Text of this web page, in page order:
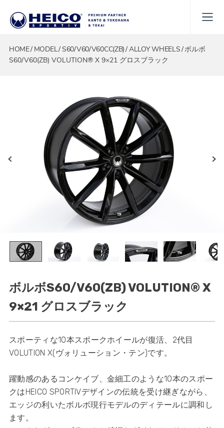
HOME MODEL S60/V60/V60CC(ZB) ALLOY WHEELS ボルボ
S60/V60(ZB) VOLUTION® X 9×21 グロスブラック
ボルボS60/V60(ZB) VOLUTION® X
9×21 グロスブラック
​スポーティな10本スポークホイールが復活、2代目
VOLUTION X(ヴォリューション・テン)です。
躍動感のあるコンケイブ、金細工のような10本のスポー
クはHEICO SPORTIVデザインの伝統を受け継ぎながら、
エッジの利いたボルボ現行モデルのディテールに調和し
ます。